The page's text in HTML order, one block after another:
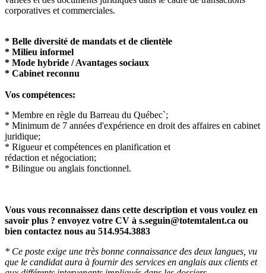
corporatives et commerciales.
* Belle diversité de mandats et de clientèle
* Milieu informel
* Mode hybride / Avantages sociaux
* Cabinet reconnu
Vos compétences:
* Membre en règle du Barreau du Québec`;
* Minimum de 7 années d'expérience en droit des affaires en cabinet
juridique;
* Rigueur et compétences en planification et
rédaction et négociation;
* Bilingue ou anglais fonctionnel.
Vous vous reconnaissez dans cette description et vous voulez en
savoir plus ? envoyez votre CV à s.seguin@totemtalent.ca ou
bien contactez nous au 514.954.3883
* Ce poste exige une très bonne connaissance des deux langues, vu
que le candidat aura à fournir des services en anglais aux clients et